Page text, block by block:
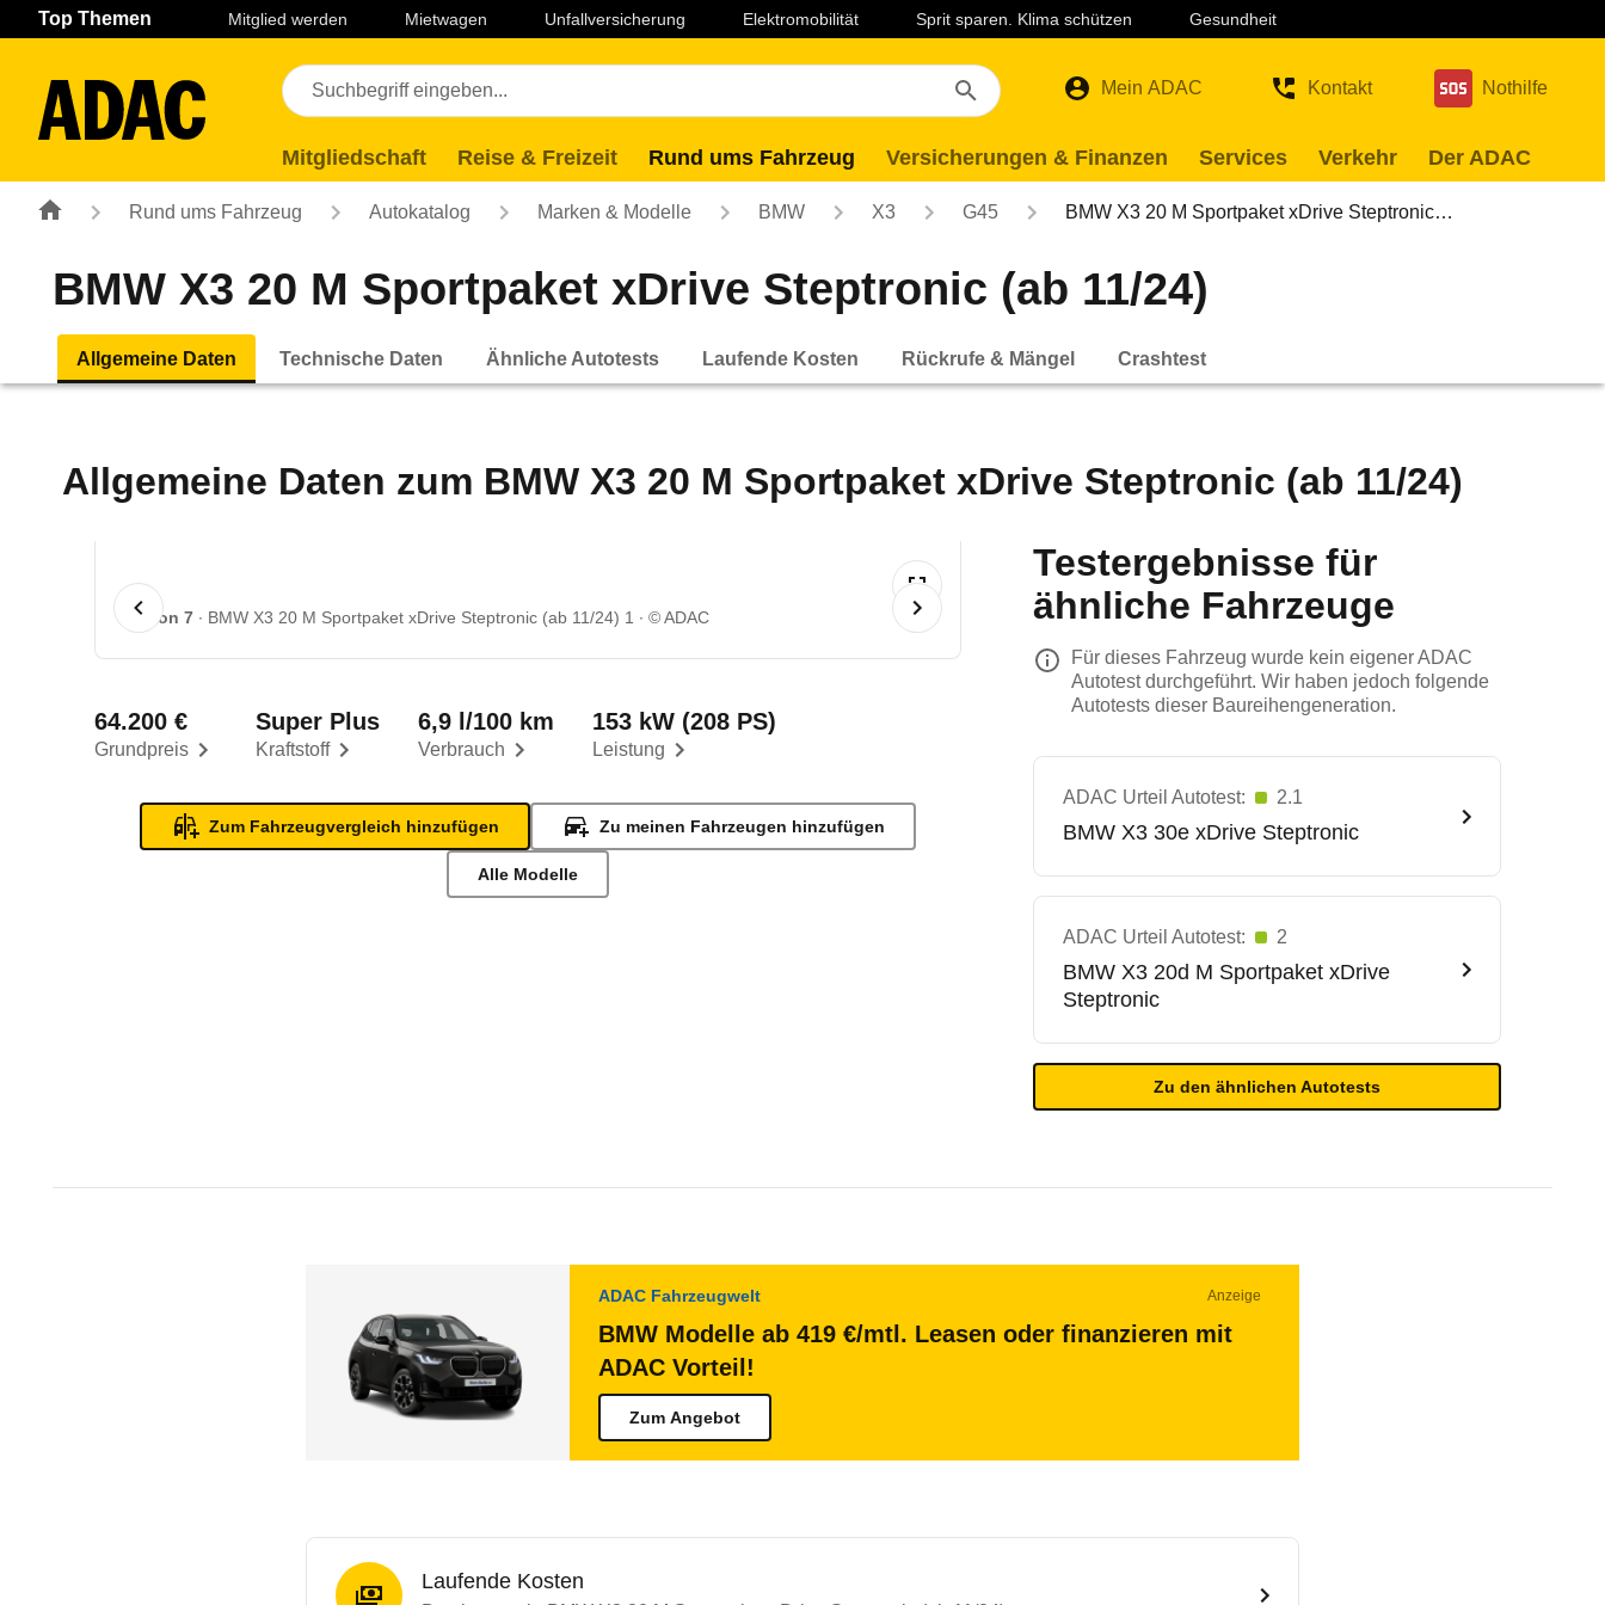
Navigation Seiteninhalt Fußzeile
Top Themen Mitglied werden Mietwagen Unfallversicherung Elektromobilität Sprit sparen. Klima schützen Gesundheit
Mein ADAC Kontakt Nothilfe
Mitgliedschaft Reise & Freizeit Rund ums Fahrzeug Versicherungen & Finanzen Services Verkehr Der ADAC
Rund ums Fahrzeug Autokatalog Marken & Modelle BMW X3 G45 BMW X3 20 M Sportpaket xDrive Steptronic…
BMW X3 20 M Sportpaket xDrive Steptronic (ab 11/24)
Allgemeine Daten Technische Daten Ähnliche Autotests Laufende Kosten Rückrufe & Mängel Crashtest
Allgemeine Daten zum BMW X3 20 M Sportpaket xDrive Steptronic (ab 11/24)
1 von 7 BMW X3 20 M Sportpaket xDrive Steptronic (ab 11/24) 1 © ADAC
Grundpreis
64.200 €
Kraftstoff
Super Plus
Verbrauch
6,9 l/100 km
Leistung
153 kW (208 PS)
Zum Fahrzeugvergleich hinzufügen Zu meinen Fahrzeugen hinzufügen
Alle Modelle
Testergebnisse für
ähnliche Fahrzeuge
Für dieses Fahrzeug wurde kein eigener ADAC
Autotest durchgeführt. Wir haben jedoch folgende
Autotests dieser Baureihengeneration.
ADAC Urteil Autotest: 2.1
BMW X3 30e xDrive Steptronic
ADAC Urteil Autotest: 2
BMW X3 20d M Sportpaket xDrive
Steptronic
Zu den ähnlichen Autotests
ADAC Fahrzeugwelt Anzeige
BMW Modelle ab 419 €/mtl. Leasen oder finanzieren mit
ADAC Vorteil!
Zum Angebot
Laufende Kosten